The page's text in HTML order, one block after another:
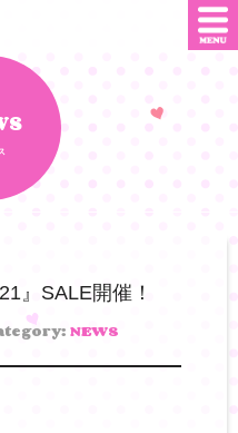
』SALE開催！
NEWS